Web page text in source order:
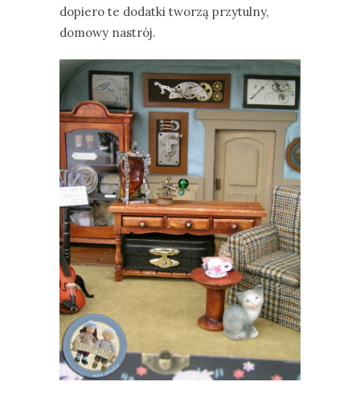
dopiero te dodatki tworzą przytulny,
domowy nastrój.